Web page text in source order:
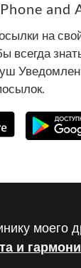
and
на
всегда
моего
и